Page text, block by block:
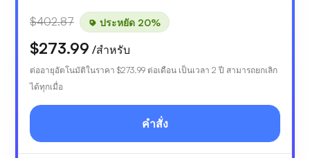
$402.87 ประหยัด 20%
$273.99 /สำหรับ
ต่ออายุอัตโนมัติในราคา $273.99 ต่อเดือน เป็นเวลา 2 ปี สามารถยกเลิก
ได้ทุกเมื่อ
คำสั่ง